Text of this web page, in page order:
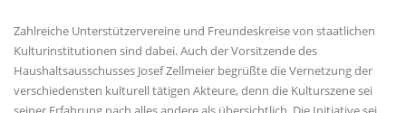
Zahlreiche Unterstützervereine und Freundeskreise von staatlichen
Kulturinstitutionen sind dabei. Auch der Vorsitzende des
Haushaltsausschusses Josef Zellmeier begrüßte die Vernetzung der
verschiedensten kulturell tätigen Akteure, denn die Kulturszene sei